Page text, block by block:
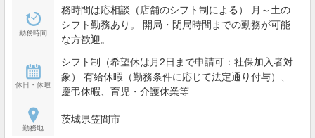
勤務時間
務時間は応相談（店舗のシフト制による） 月～土の
シフト勤務あり。 開局・閉局時間までの勤務が可能
な方歓迎。
休日・休暇
シフト制（希望休は月2日まで申請可：社保加入者対
象） 有給休暇（勤務条件に応じて法定通り付与）、
慶弔休暇、育児・介護休業等
勤務地
茨城県笠間市